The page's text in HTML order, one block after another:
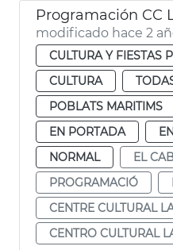
Programación CC
modificado hace 2
CULTURA Y FIESTAS
CULTURA
POBLATS MARITIMS
EN PORTADA
NORMAL
EL
PROGRAMACIÓ
CENTRE CULTURAL
CENTRO CULTURAL